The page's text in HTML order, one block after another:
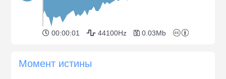
00:00:01 44100Hz 0.03Mb
Момент истины